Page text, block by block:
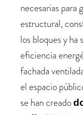
necesarias para
estructural,
los bloques y ha
eficiencia
fachada
el espacio
se han creado